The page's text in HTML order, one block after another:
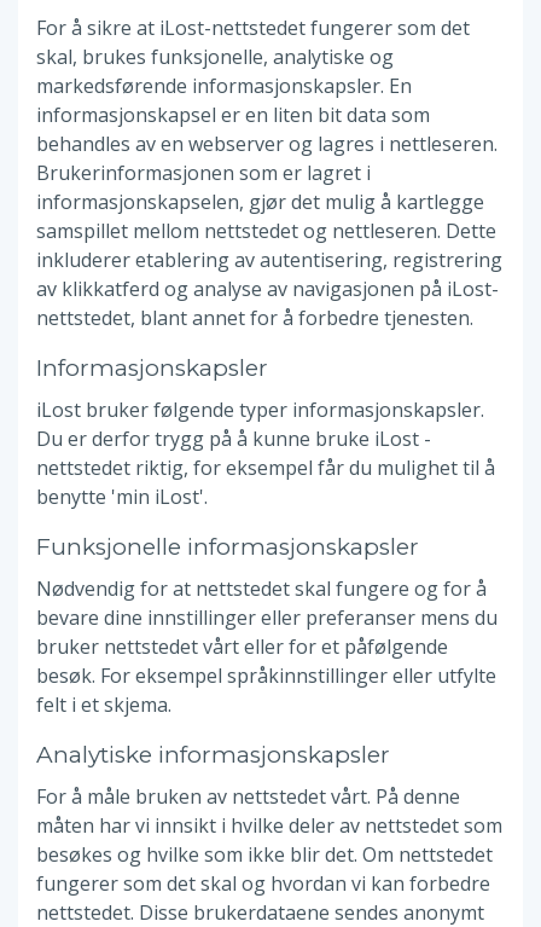
For å sikre at iLost-nettstedet fungerer som det
skal, brukes funksjonelle, analytiske og
markedsførende informasjonskapsler. En
informasjonskapsel er en liten bit data som
behandles av en webserver og lagres i nettleseren.
Brukerinformasjonen som er lagret i
informasjonskapselen, gjør det mulig å kartlegge
samspillet mellom nettstedet og nettleseren. Dette
inkluderer etablering av autentisering, registrering
av klikkatferd og analyse av navigasjonen på iLost-
nettstedet, blant annet for å forbedre tjenesten.
Informasjonskapsler
iLost bruker følgende typer informasjonskapsler.
Du er derfor trygg på å kunne bruke iLost -
nettstedet riktig, for eksempel får du mulighet til å
benytte 'min iLost'.
Funksjonelle informasjonskapsler
Nødvendig for at nettstedet skal fungere og for å
bevare dine innstillinger eller preferanser mens du
bruker nettstedet vårt eller for et påfølgende
besøk. For eksempel språkinnstillinger eller utfylte
felt i et skjema.
Analytiske informasjonskapsler
For å måle bruken av nettstedet vårt. På denne
måten har vi innsikt i hvilke deler av nettstedet som
besøkes og hvilke som ikke blir det. Om nettstedet
fungerer som det skal og hvordan vi kan forbedre
nettstedet. Disse brukerdataene sendes anonymt